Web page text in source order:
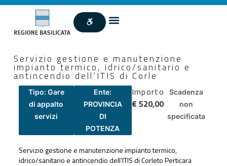
Servizio gestione e manutenzione
impianto termico, idrico/sanitario e
antincendio dell’ITIS di Corle
Tipo: Gare
di appalto
servizi
Ente:
PROVINCIA
DI
POTENZA
Importo
€ 520,00
Scadenza
non
specificata
Servizio gestione e manutenzione impianto termico,
idrico/sanitario e antincendio dell’ITIS di Corleto Perticara